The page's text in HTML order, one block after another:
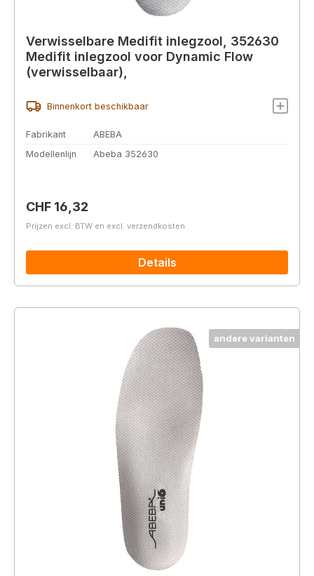
Verwisselbare Medifit inlegzool, 352630
Medifit inlegzool voor Dynamic Flow
(verwisselbaar),
Binnenkort beschikbaar
Fabrikant
ABEBA
Modellenlijn
Abeba 352630
Normale prijs:
CHF 16,32
Prijzen excl. BTW en excl. verzendkosten
Details
andere varianten